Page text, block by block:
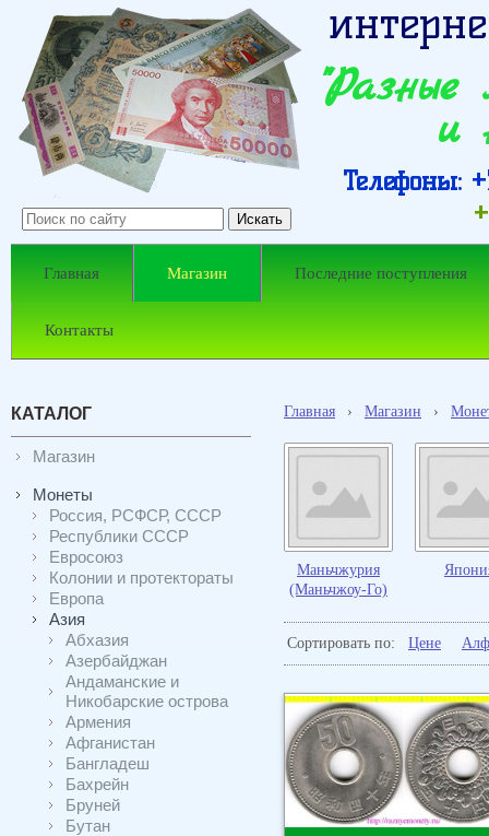
и
Телефоны:
Главная Магазин Последние поступления
Контакты
КАТАЛОГ
Магазин
Монеты
Россия, РСФСР, СССР
Республики СССР
Евросоюз
Колонии и протектораты
Европа
Азия
Абхазия
Азербайджан
Андаманские и
Никобарские острова
Армения
Афганистан
Бангладеш
Бахрейн
Бруней
Бутан
Главная › Магазин ›
Маньчжурия
(Маньчжоу-Го)
Сортировать по: Цене